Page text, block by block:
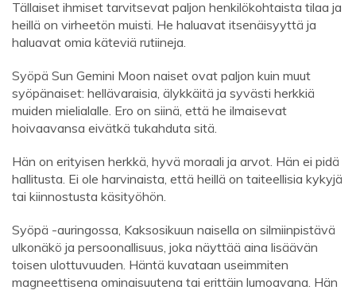
Tällaiset ihmiset tarvitsevat paljon henkilökohtaista tilaa ja
heillä on virheetön muisti. He haluavat itsenäisyyttä ja
haluavat omia käteviä rutiineja.
Syöpä Sun Gemini Moon naiset ovat paljon kuin muut
syöpänaiset: hellävaraisia, älykkäitä ja syvästi herkkiä
muiden mielialalle. Ero on siinä, että he ilmaisevat
hoivaavansa eivätkä tukahduta sitä.
Hän on erityisen herkkä, hyvä moraali ja arvot. Hän ei pidä
hallitusta. Ei ole harvinaista, että heillä on taiteellisia kykyjä
tai kiinnostusta käsityöhön.
Syöpä -auringossa, Kaksosikuun naisella on silmiinpistävä
ulkonäkö ja persoonallisuus, joka näyttää aina lisäävän
toisen ulottuvuuden. Häntä kuvataan useimmiten
magneettisena ominaisuutena tai erittäin lumoavana. Hän